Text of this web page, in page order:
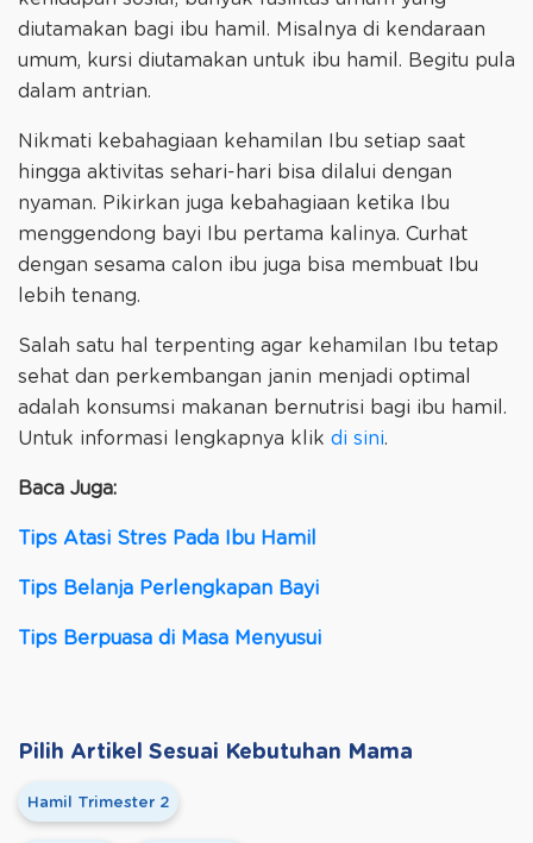
diutamakan bagi ibu hamil. Misalnya di kendaraan
umum, kursi diutamakan untuk ibu hamil. Begitu pula
dalam antrian.
Nikmati kebahagiaan kehamilan Ibu setiap saat
hingga aktivitas sehari-hari bisa dilalui dengan
nyaman. Pikirkan juga kebahagiaan ketika Ibu
menggendong bayi Ibu pertama kalinya. Curhat
dengan sesama calon ibu juga bisa membuat Ibu
lebih tenang.
Salah satu hal terpenting agar kehamilan Ibu tetap
sehat dan perkembangan janin menjadi optimal
adalah konsumsi makanan bernutrisi bagi ibu hamil.
Untuk informasi lengkapnya klik di sini.
Baca Juga:
Tips Atasi Stres Pada Ibu Hamil
Tips Belanja Perlengkapan Bayi
Tips Berpuasa di Masa Menyusui
Pilih Artikel Sesuai Kebutuhan Mama
Hamil Trimester 2